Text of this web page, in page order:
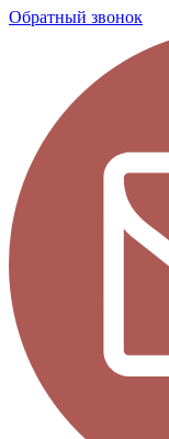
Обратный звонок